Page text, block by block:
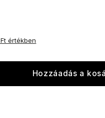
Hozzáadás a
értékben